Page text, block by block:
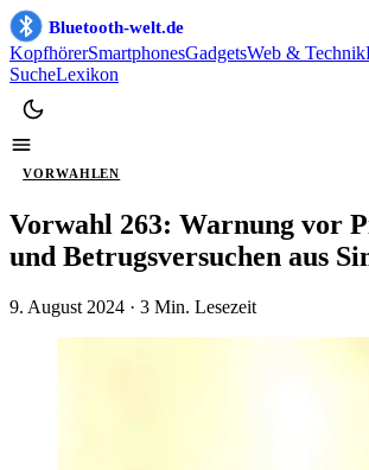
Bluetooth-welt.de
KopfhörerSmartphonesGadgetsWeb & Technik
SucheLexikon
VORWAHLEN
Vorwahl 263: Warnung vor
und Betrugsversuchen aus
9. August 2024 · 3 Min. Lesezeit